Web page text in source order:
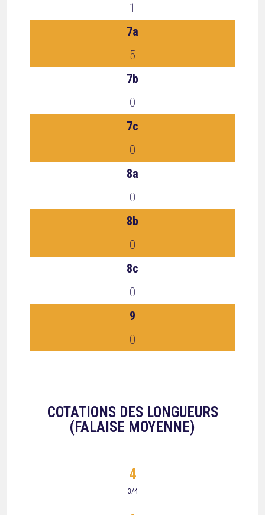
1
7a
5
7b
0
7c
0
8a
0
8b
0
8c
0
9
0
COTATIONS DES LONGUEURS
(FALAISE MOYENNE)
3/4
4